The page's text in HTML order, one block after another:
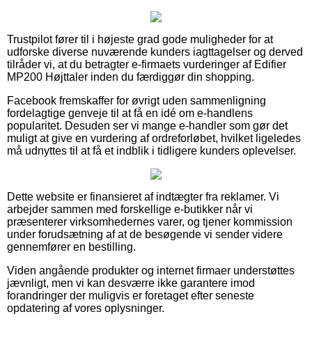
Trustpilot fører til i højeste grad gode muligheder for at
udforske diverse nuværende kunders iagttagelser og derved
tilråder vi, at du betragter e-firmaets vurderinger af Edifier
MP200 Højttaler inden du færdiggør din shopping.
Facebook fremskaffer for øvrigt uden sammenligning
fordelagtige genveje til at få en idé om e-handlens
popularitet. Desuden ser vi mange e-handler som gør det
muligt at give en vurdering af ordreforløbet, hvilket ligeledes
må udnyttes til at få et indblik i tidligere kunders oplevelser.
Dette website er finansieret af indtægter fra reklamer. Vi
arbejder sammen med forskellige e-butikker når vi
præsenterer virksomhedernes varer, og tjener kommission
under forudsætning af at de besøgende vi sender videre
gennemfører en bestilling.
Viden angående produkter og internet firmaer understøttes
jævnligt, men vi kan desværre ikke garantere imod
forandringer der muligvis er foretaget efter seneste
opdatering af vores oplysninger.